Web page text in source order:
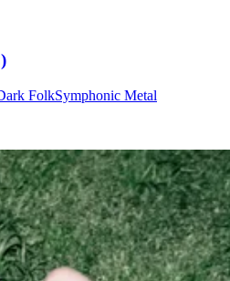
FolkSymphonic Metal